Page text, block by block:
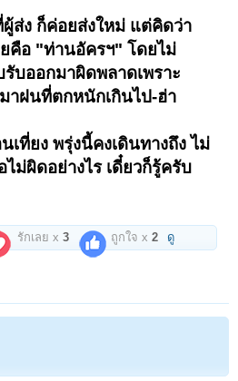
ส่ง ก็ค่อยส่งใหม่ แต่คิดว่า
คือ "ท่านอัครฯ" โดยไม่
บออกมาผิดพลาดเพราะ
มาฝนที่ตกหนักเกินไป-ฮ่า
เที่ยง พรุ่งนี้คงเดินทางถึง ไม่
ม่ผิดอย่างไร เดี๋ยวก็รู้ครับ
รักเลย x3 ถูกใจ x2 ดู